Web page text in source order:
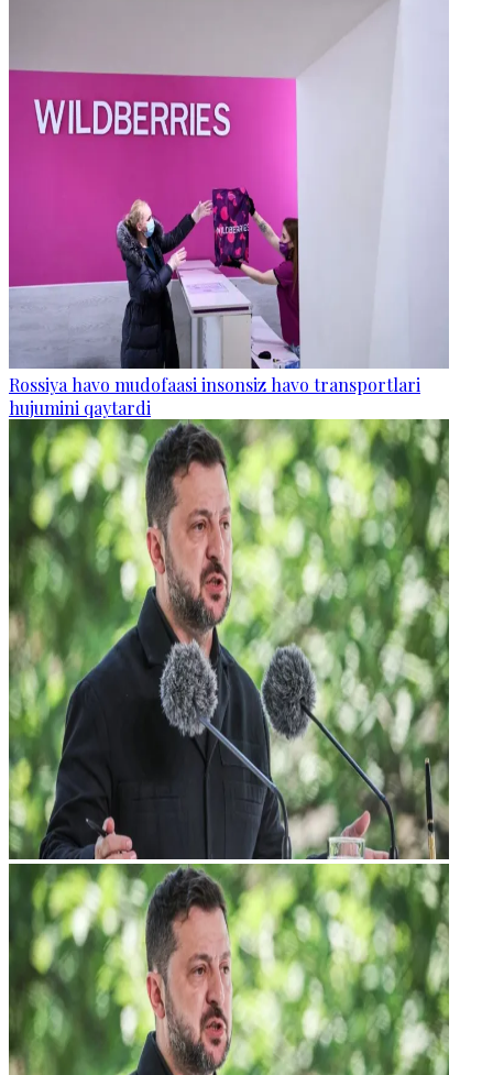
Rossiya havo mudofaasi insonsiz havo transportlari
hujumini qaytardi